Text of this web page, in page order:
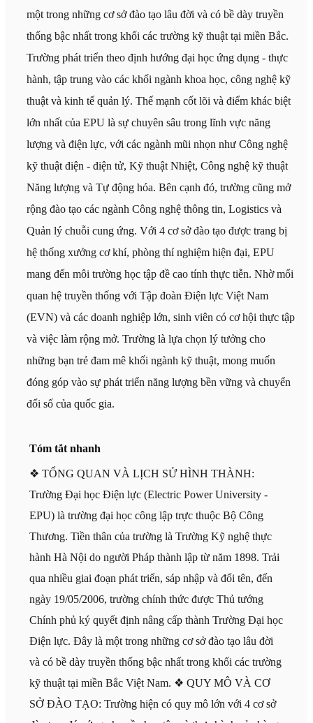
một trong những cơ sở đào tạo lâu đời và có bề dày truyền
thống bậc nhất trong khối các trường kỹ thuật tại miền Bắc.
Trường phát triển theo định hướng đại học ứng dụng - thực
hành, tập trung vào các khối ngành khoa học, công nghệ kỹ
thuật và kinh tế quản lý. Thế mạnh cốt lõi và điểm khác biệt
lớn nhất của EPU là sự chuyên sâu trong lĩnh vực năng
lượng và điện lực, với các ngành mũi nhọn như Công nghệ
kỹ thuật điện - điện tử, Kỹ thuật Nhiệt, Công nghệ kỹ thuật
Năng lượng và Tự động hóa. Bên cạnh đó, trường cũng mở
rộng đào tạo các ngành Công nghệ thông tin, Logistics và
Quản lý chuỗi cung ứng. Với 4 cơ sở đào tạo được trang bị
hệ thống xưởng cơ khí, phòng thí nghiệm hiện đại, EPU
mang đến môi trường học tập đề cao tính thực tiễn. Nhờ mối
quan hệ truyền thống với Tập đoàn Điện lực Việt Nam
(EVN) và các doanh nghiệp lớn, sinh viên có cơ hội thực tập
và việc làm rộng mở. Trường là lựa chọn lý tưởng cho
những bạn trẻ đam mê khối ngành kỹ thuật, mong muốn
đóng góp vào sự phát triển năng lượng bền vững và chuyển
đổi số của quốc gia.
Tóm tắt nhanh
❖ TỔNG QUAN VÀ LỊCH SỬ HÌNH THÀNH:
Trường Đại học Điện lực (Electric Power University -
EPU) là trường đại học công lập trực thuộc Bộ Công
Thương. Tiền thân của trường là Trường Kỹ nghệ thực
hành Hà Nội do người Pháp thành lập từ năm 1898. Trải
qua nhiều giai đoạn phát triển, sáp nhập và đổi tên, đến
ngày 19/05/2006, trường chính thức được Thủ tướng
Chính phủ ký quyết định nâng cấp thành Trường Đại học
Điện lực. Đây là một trong những cơ sở đào tạo lâu đời
và có bề dày truyền thống bậc nhất trong khối các trường
kỹ thuật tại miền Bắc Việt Nam. ❖ QUY MÔ VÀ CƠ
SỞ ĐÀO TẠO: Trường hiện có quy mô lớn với 4 cơ sở